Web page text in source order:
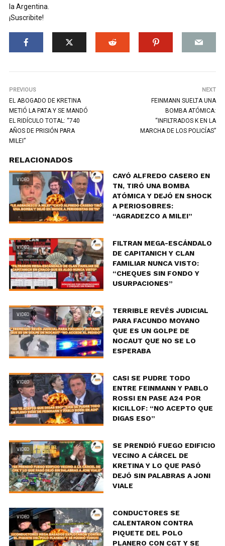
la Argentina.
¡Suscribite!
PREVIOUS
EL ABOGADO DE KRETINA
METIÓ LA PATA Y SE MANDÓ
EL RIDÍCULO TOTAL: “740
AÑOS DE PRISIÓN PARA
MILEI”
NEXT
FEINMANN SUELTA UNA
BOMBA ATÓMICA:
“INFILTRADOS K EN LA
MARCHA DE LOS POLICÍAS”
RELACIONADOS
VIDEO
CAYÓ ALFREDO CASERO EN
TN, TIRÓ UNA BOMBA
ATÓMICA Y DEJÓ EN SHOCK
A PERIOSOBRES:
“AGRADEZCO A MILEI”
VIDEO
FILTRAN MEGA-ESCÁNDALO
DE CAPITANICH Y CLAN
FAMILIAR NUNCA VISTO:
“CHEQUES SIN FONDO Y
USURPACIONES”
VIDEO
TERRIBLE REVÉS JUDICIAL
PARA FACUNDO MOYANO
QUE ES UN GOLPE DE
NOCAUT QUE NO SE LO
ESPERABA
VIDEO
CASI SE PUDRE TODO
ENTRE FEINMANN Y PABLO
ROSSI EN PASE A24 POR
KICILLOF: “NO ACEPTO QUE
DIGAS ESO”
VIDEO
SE PRENDIÓ FUEGO EDIFICIO
VECINO A CÁRCEL DE
KRETINA Y LO QUE PASÓ
DEJÓ SIN PALABRAS A JONI
VIALE
VIDEO
CONDUCTORES SE
CALENTARON CONTRA
PIQUETE DEL POLO
PLANERO CON CGT Y SE